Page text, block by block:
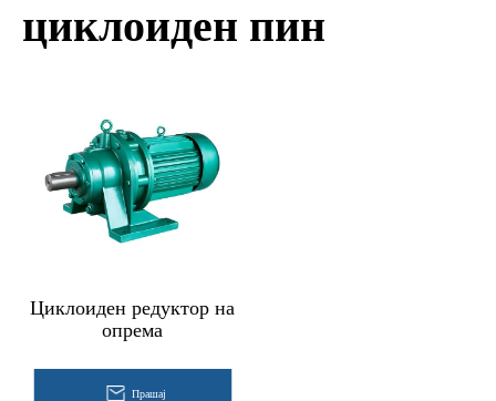
циклоиден пин
Циклоиден редуктор на
опрема
Прашај